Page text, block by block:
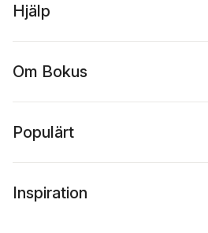
Hjälp
Om Bokus
Populärt
Inspiration